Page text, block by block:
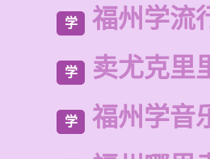
学 福州学流
学 卖尤克里
学 福州学音